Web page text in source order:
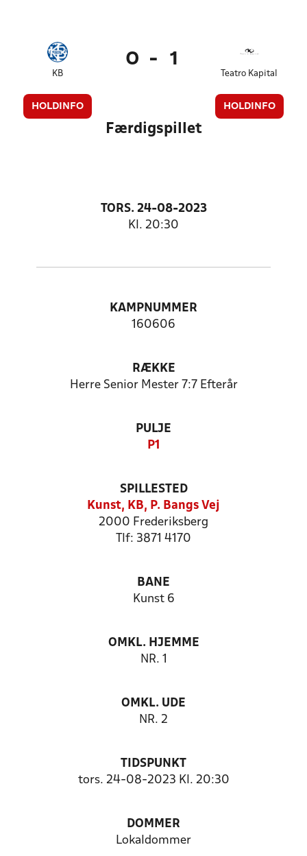
KB
HOLDINFO
0 - 1
Teatro Kapital
HOLDINFO
Færdigspillet
TORS. 24-08-2023
Kl. 20:30
KAMPNUMMER
160606
RÆKKE
Herre Senior Mester 7:7 Efterår
PULJE
P1
SPILLESTED
Kunst, KB, P. Bangs Vej
2000 Frederiksberg
Tlf: 3871 4170
BANE
Kunst 6
OMKL. HJEMME
NR. 1
OMKL. UDE
NR. 2
TIDSPUNKT
tors. 24-08-2023 Kl. 20:30
DOMMER
Lokaldommer